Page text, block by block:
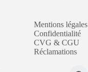
Mentions légales
Confidentialité
CVG & CGU
Réclamations